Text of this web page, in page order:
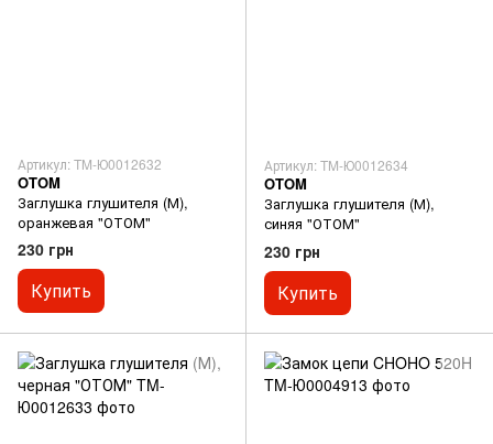
Артикул: TM-Ю0012632
OTOM
Заглушка глушителя (М),
оранжевая "ОТОМ"
230 грн
Купить
Артикул: TM-Ю0012634
OTOM
Заглушка глушителя (М),
синяя "ОТОМ"
230 грн
Купить